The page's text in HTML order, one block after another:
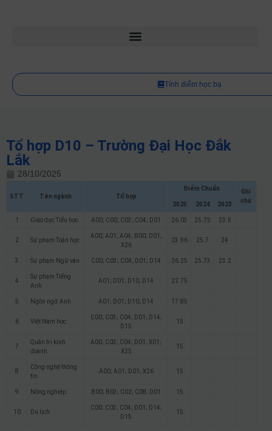
Tính điểm học bạ
Tổ hợp D10 – Trường Đại Học Đắk
Lắk
28/10/2025
STT Tên ngành Tổ hợp
Điểm Chuẩn
Ghi
chú
2025 2024 2023
1 Giáo dục Tiểu học A00; C00; C03; C04; D01 26.03 25.75 23.5
2 Sư phạm Toán học
A00; A01; A04; B00; D01;
X26
23.96 25.7 24
3 Sư phạm Ngữ văn C00; C03; C04; D01; D14 26.25 25.73 23.2
4
Sư phạm Tiếng
Anh
A01; D01; D10; D14 22.75
5 Ngôn ngữ Anh A01; D01; D10; D14 17.85
6 Việt Nam học
C00; C03; C04; D01; D14;
D15
15
7
Quản trị kinh
doanh
A00; C03; C04; D01; X01;
X25
15
8
Công nghệ thông
tin
A00; A01; D01; X26 15
9 Nông nghiệp B00; B03; C02; C08; D01 15
10 Du lịch
C00; C03; C04; D01; D14;
D15
15